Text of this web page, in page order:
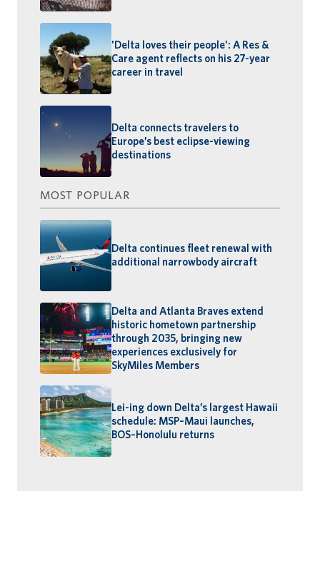
'Delta loves their people': A Res &
Care agent reflects on his 27-year
career in travel
Delta connects travelers to
Europe’s best eclipse-viewing
destinations
MOST POPULAR
Delta continues fleet renewal with
additional narrowbody aircraft
Delta and Atlanta Braves extend
historic hometown partnership
through 2035, bringing new
experiences exclusively for
SkyMiles Members
Lei-ing down Delta’s largest Hawaii
schedule: MSP–Maui launches,
BOS–Honolulu returns